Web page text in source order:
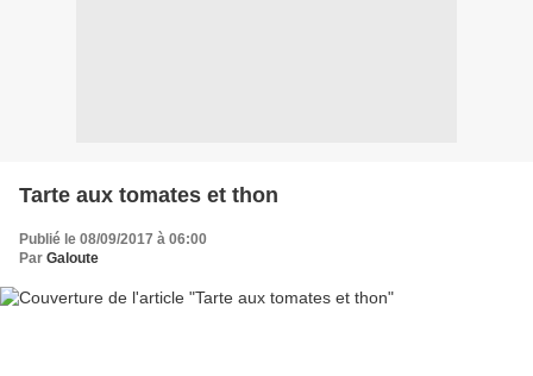
Tarte aux tomates et thon
Publié le 08/09/2017 à 06:00
Par Galoute